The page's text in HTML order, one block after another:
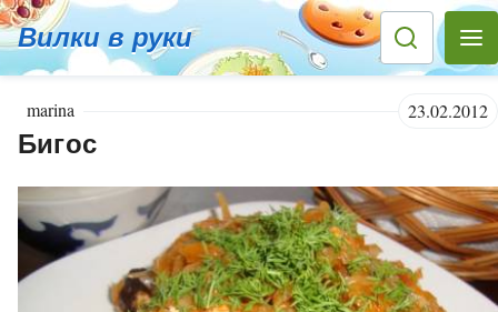
Вилки в руки
marina 23.02.2012
Бигос